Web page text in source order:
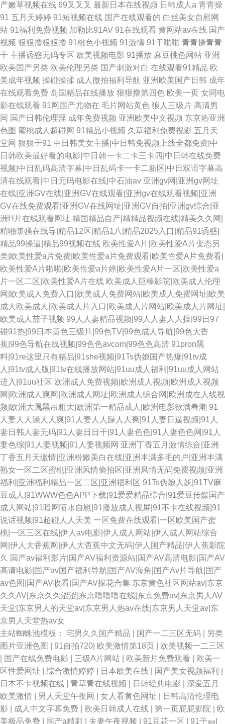
产嫩草视频在线 69叉叉叉 最新日本在线视频 日韩成人a 青青操
91 五月天婷婷 91短视频在线 国产在线观看的 白丝美女自慰网
站 91福利免费视频 加勒比91AV 91在线观看 黄网站av在线 国产
视频 狠狠擼狠狠擼 91桃色小视频 91激情 91干啪啪 青青操青青
干 主播诱惑无码专区 欧美视频电影 91播放 麻豆桃色网站 亚洲
欧美国产另类 欧美伦理另类 国产刺激对白 在线观看91精品 欧
美成年视频 操碰操揉 成人微拍福利导航 亚洲欧美国产日韩 成年
在线观看免费 岛国精品在线播放 狠狠撸第四色 欧美一页 女同电
影在线观看 91网国产尤物在 毛片网站黄色 狼人三级片 高清男
同 国产日韩伦理淫 成年免费视频 亚洲欧美中文视频 东京热亚洲
色图 蜜桃成人超碰网 91精品小视频 久草福利免费视影 五月天
堂网 狠狠干91 中日韩美女主播|中日韩免视频上线全都免费|中
日韩欧美最好看的电影|中日韩一卡二卡三卡四|中日韩在线免费
视频|中日乱码高清字幕|中日乱码卡一卡二新区|中日双语字幕高
清在线观看|中日无码电影在线|中石油av 亚洲gv网|亚洲gv网址
在线|亚洲GV在线|亚洲GV在线观看|亚洲gv在线观看视频|亚洲
GV在线免费观看|亚洲GV在线网址|亚洲GV自拍|亚洲gv综合|亚
洲H片在线观看网址 精国精品自产|精精品视频在线|精美久久网|
精啪浆骚在线导|精品12区|精品1八|精品2025入口|精品91诱惑|
精品99操逼|精品99视频在线 欧美性爱A片|欧美性爱A片变态另
类|欧美性爱a片免费|欧美性爱a片免费观看|欧美性爱A片免费看|
欧美性爱A片啪啪|欧美性爱a片婷|欧美性爱A片一区|欧美性爱a
片一区二区|欧美性爱A片在线 欧美成人巨棒影院|欧美成人伦理
网|欧美成人免费入口|欧美成人免费网站|欧美成人免费网址|欧美
成人欧美成人|欧美成人片入口|欧美成人片网站|欧美成人片网址|
欧美成人茄子视频 99人人妻精品视频|99人人妻人人操|99日97
碰91热|99日本黄色三级片|99色TV|99色成人导航|99色大香
蕉|99色导航在线视频|99色色avcom|99色色高清 91pron黑
料|91re这里只有精品|91she视频|91Ts伪娘国产热爆|91tv成
人|91tv成人版|91tv在线播放网站|91uu成人福利|91uu成人网站
进入|91uu社区 欧洲成人免费视频|欧洲成人视频|欧洲成人视频
网|欧洲成人爽网|欧洲成人网址|欧洲成人综合网|欧洲成在人线视
频|欧洲大属黑吊粗大|欧洲第一精品成人|欧洲电影欲满春潮 91
人妻人人澡人人爽|91人妻人人躁人人爽|91人妻日逼视频|91人
妻日韩人妻无码|91人妻日日干|91人妻色色|91人妻色色网|91人
妻色综|91人妻视频|91人妻视频网 亚洲丁香五月激情综合|亚洲
丁香五月天缴情|亚洲粉嫩美白在线|亚洲丰满多毛的户|亚洲丰满
熟女一区二区蜜桃|亚洲风情偷拍区|亚洲风情无码免费视频|亚洲
福利|亚洲福利精品一区二区|亚洲福利区 91Ts伪娘人妖|91TV麻
豆成人|91WWW色色APP下载|91爱爱精品综合|91爱豆传媒国产
成人网站|91暗网喷水自慰|91播放成人视屏|91不卡在线视频|91
说话视频|91超碰人人天美 一区免费在线观看|一区欧美国产蜜
桃|一区三区在线|伊人av电影|伊人成人网站|伊人成人网站综合
网|伊人大香蕉网|伊人大杳蕉中文无码|伊人国产精品|伊人蕉影院
久 国产av福利影片|国产AV福利资源站|国产AV高清电影|国产AV
高请电影|国产av国产福利导航|国产AV海角|国产Av片导航|国产
av色图|国产AV收看|国产AV探花合集 东京黄色社区网站av|东京
久久AV|东京久久涩涩|东京噜噜噜在线|东京免费av|东京男人AV
天堂|东京男人的天堂av|东京男人热av在线|东京男人天堂av|东
京男人天堂热av女
主站蜘蛛池模板： 宅男久久国产精品 国产一二三区无码
另类
图片亚洲色图
91自拍720 欧美激情第18页
欧美视频一二三区
国产在线免费电影 三级A片网站 欧美新片免费观看
欧美一
区性爱网址
综合激情婷婷 日本欧美在线 国产美女视频福利
日本不卡视频在线
青草青在线视频 日韩经典电影
深爱五月
欧美激情
男人天堂午夜网 女人看黄色网址
日韩高清伦理电
影
成人中文字幕免费 欧美日韩成人在线 第一页屁屁影院
欧
美极品免费
国产a精彩 夫妻午夜视频 91豆花一区 91干㎜